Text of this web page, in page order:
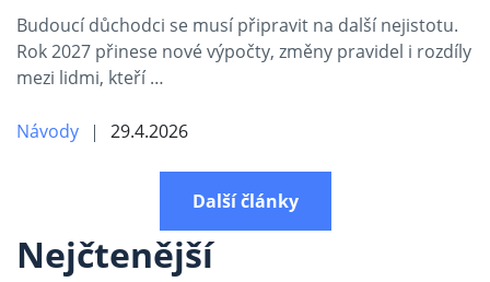
Budoucí důchodci se musí připravit na další nejistotu.
Rok 2027 přinese nové výpočty, změny pravidel i rozdíly
mezi lidmi, kteří …
Návody 29.4.2026
Další články
Nejčtenější